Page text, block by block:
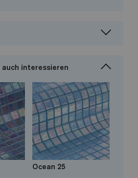
auch interessieren
Ocean 25